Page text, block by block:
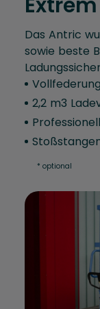
Das Antric
sowie beste
Vollfederung
2,2 m3
* optional